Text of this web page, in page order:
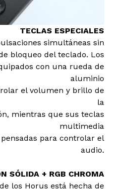
TECLAS ESPECIALES
simultáneas sin
bloqueo del teclado. Los
con una rueda de
aluminio
el volumen y brillo de
la
mientras que sus teclas
multimedia
para controlar el
audio.
SÓLIDA + RGB CHROMA
los Horus está hecha de